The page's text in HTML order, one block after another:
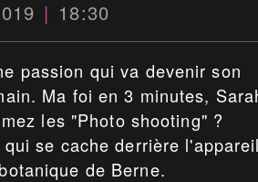
18:30
passion qui va devenir son
Ma foi en 3 minutes,
les "Photo shooting" ?
se cache derrière
de Berne.